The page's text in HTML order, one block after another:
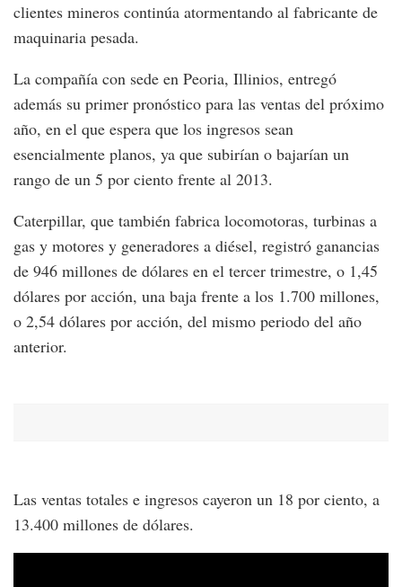
clientes mineros continúa atormentando al fabricante de
maquinaria pesada.
La compañía con sede en Peoria, Illinios, entregó
además su primer pronóstico para las ventas del próximo
año, en el que espera que los ingresos sean
esencialmente planos, ya que subirían o bajarían un
rango de un 5 por ciento frente al 2013.
Caterpillar, que también fabrica locomotoras, turbinas a
gas y motores y generadores a diésel, registró ganancias
de 946 millones de dólares en el tercer trimestre, o 1,45
dólares por acción, una baja frente a los 1.700 millones,
o 2,54 dólares por acción, del mismo periodo del año
anterior.
Las ventas totales e ingresos cayeron un 18 por ciento, a
13.400 millones de dólares.